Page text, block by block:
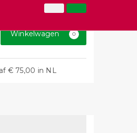
Klantenservice
Winkelwagen 0
€ 75,00 in NL